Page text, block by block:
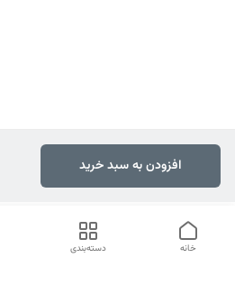
افزودن به سبد خرید
دسته‌بندی خانه